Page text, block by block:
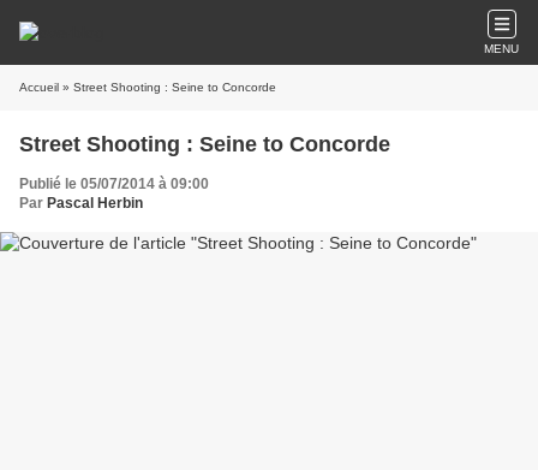
MENU
Accueil » Street Shooting : Seine to Concorde
Street Shooting : Seine to Concorde
Publié le 05/07/2014 à 09:00
Par Pascal Herbin